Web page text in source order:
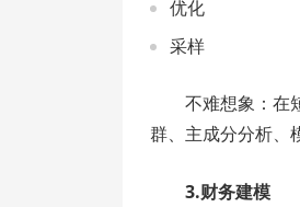
优化
采样
不难想象：在
群、主成分分析、
3.财务建模